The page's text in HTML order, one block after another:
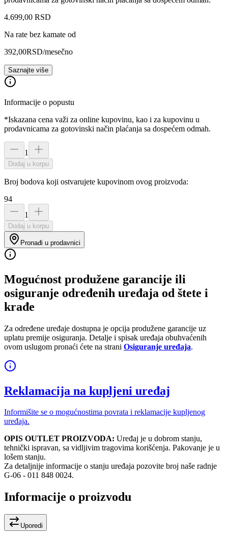
4.699,00 RSD
Na rate bez kamate od
392,00RSD/mesečno
Saznajte više
Informacije o popustu
*Iskazana cena važi za online kupovinu, kao i za kupovinu u
prodavnicama za gotovinski način plaćanja sa dospećem odmah.
1
Dodaj u korpu
Broj bodova koji ostvarujete kupovinom ovog proizvoda:
94
1
Dodaj u korpu
Pronađi u prodavnici
Mogućnost produžene garancije ili
osiguranje određenih uređaja od štete i
krađe
Za određene uređaje dostupna je opcija produžene garancije uz
uplatu premije osiguranja. Detalje i spisak uređaja obuhvaćenih
ovom uslugom pronaći ćete na strani Osiguranje uređaja.
Reklamacija na kupljeni uređaj
Informišite se o mogućnostima povrata i reklamacije kupljenog
uređaja.
OPIS OUTLET PROIZVODA: Uređaj je u dobrom stanju,
tehnički ispravan, sa vidljivim tragovima korišćenja. Pakovanje je u
lošem stanju.
Za detaljnije informacije o stanju uređaja pozovite broj naše radnje
G-06 - 011 848 0024.
Informacije o proizvodu
Uporedi